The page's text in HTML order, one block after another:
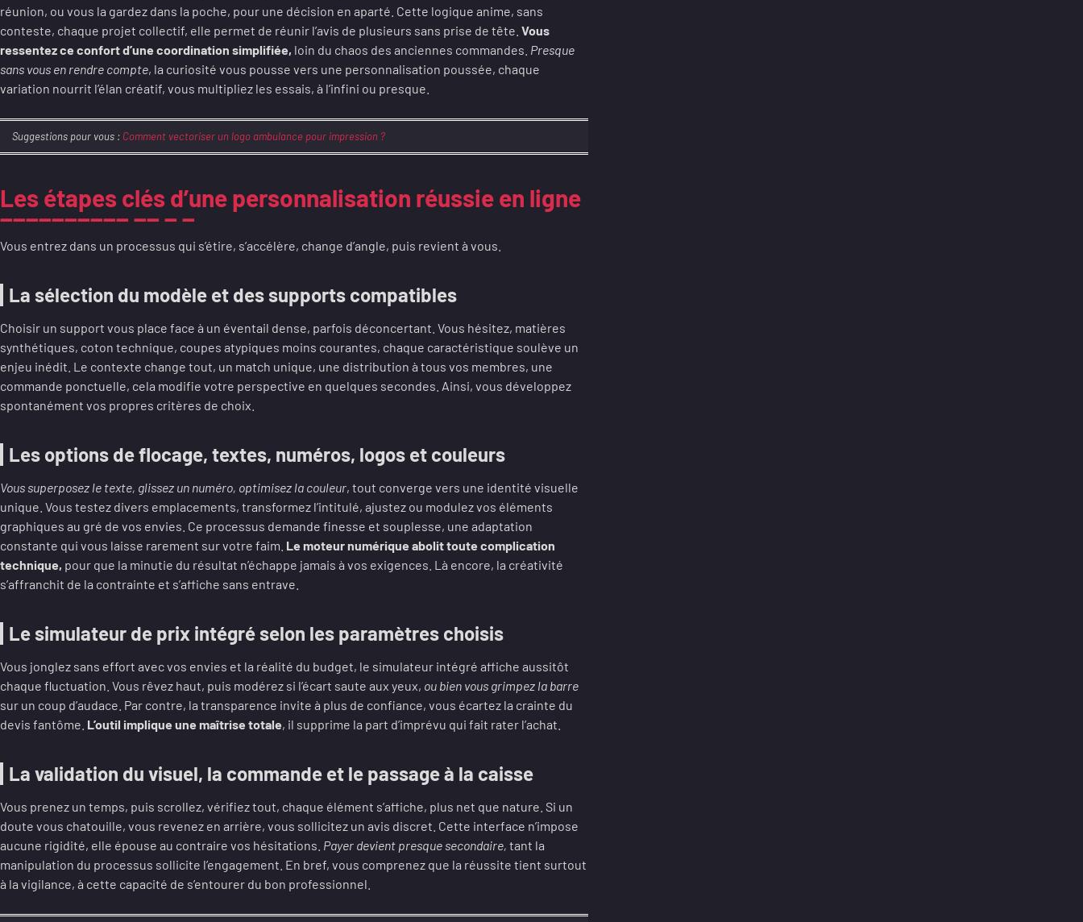
réunion, ou vous la gardez dans la poche, pour une décision en aparté. Cette logique anime, sans
conteste, chaque projet collectif, elle permet de réunir l’avis de plusieurs sans prise de tête. Vous
ressentez ce confort d’une coordination simplifiée, loin du chaos des anciennes commandes. Presque
sans vous en rendre compte, la curiosité vous pousse vers une personnalisation poussée, chaque
variation nourrit l’élan créatif, vous multipliez les essais, à l’infini ou presque.
Suggestions pour vous : Comment vectoriser un logo ambulance pour impression ?
Les étapes clés d’une personnalisation réussie en ligne
Vous entrez dans un processus qui s’étire, s’accélère, change d’angle, puis revient à vous.
La sélection du modèle et des supports compatibles
Choisir un support vous place face à un éventail dense, parfois déconcertant. Vous hésitez, matières
synthétiques, coton technique, coupes atypiques moins courantes, chaque caractéristique soulève un
enjeu inédit. Le contexte change tout, un match unique, une distribution à tous vos membres, une
commande ponctuelle, cela modifie votre perspective en quelques secondes. Ainsi, vous développez
spontanément vos propres critères de choix.
Les options de flocage, textes, numéros, logos et couleurs
Vous superposez le texte, glissez un numéro, optimisez la couleur, tout converge vers une identité visuelle
unique. Vous testez divers emplacements, transformez l’intitulé, ajustez ou modulez vos éléments
graphiques au gré de vos envies. Ce processus demande finesse et souplesse, une adaptation
constante qui vous laisse rarement sur votre faim. Le moteur numérique abolit toute complication
technique, pour que la minutie du résultat n’échappe jamais à vos exigences. Là encore, la créativité
s’affranchit de la contrainte et s’affiche sans entrave.
Le simulateur de prix intégré selon les paramètres choisis
Vous jonglez sans effort avec vos envies et la réalité du budget, le simulateur intégré affiche aussitôt
chaque fluctuation. Vous rêvez haut, puis modérez si l’écart saute aux yeux, ou bien vous grimpez la barre
sur un coup d’audace. Par contre, la transparence invite à plus de confiance, vous écartez la crainte du
devis fantôme. L’outil implique une maîtrise totale, il supprime la part d’imprévu qui fait rater l’achat.
La validation du visuel, la commande et le passage à la caisse
Vous prenez un temps, puis scrollez, vérifiez tout, chaque élément s’affiche, plus net que nature. Si un
doute vous chatouille, vous revenez en arrière, vous sollicitez un avis discret. Cette interface n’impose
aucune rigidité, elle épouse au contraire vos hésitations. Payer devient presque secondaire, tant la
manipulation du processus sollicite l’engagement. En bref, vous comprenez que la réussite tient surtout
à la vigilance, à cette capacité de s’entourer du bon professionnel.